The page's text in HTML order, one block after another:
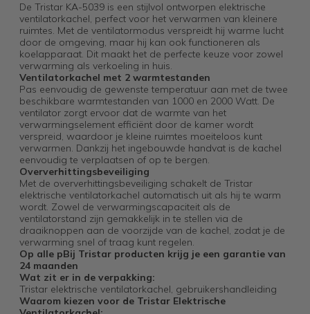
De Tristar KA-5039 is een stijlvol ontworpen elektrische
ventilatorkachel, perfect voor het verwarmen van kleinere
ruimtes. Met de ventilatormodus verspreidt hij warme lucht
door de omgeving, maar hij kan ook functioneren als
koelapparaat. Dit maakt het de perfecte keuze voor zowel
verwarming als verkoeling in huis.
Ventilatorkachel met 2 warmtestanden
Pas eenvoudig de gewenste temperatuur aan met de twee
beschikbare warmtestanden van 1000 en 2000 Watt. De
ventilator zorgt ervoor dat de warmte van het
verwarmingselement efficiënt door de kamer wordt
verspreid, waardoor je kleine ruimtes moeiteloos kunt
verwarmen. Dankzij het ingebouwde handvat is de kachel
eenvoudig te verplaatsen of op te bergen.
Oververhittingsbeveiliging
Met de oververhittingsbeveiliging schakelt de Tristar
elektrische ventilatorkachel automatisch uit als hij te warm
wordt. Zowel de verwarmingscapaciteit als de
ventilatorstand zijn gemakkelijk in te stellen via de
draaiknoppen aan de voorzijde van de kachel, zodat je de
verwarming snel of traag kunt regelen.
Op alle pBij Tristar producten krijg je een garantie van
24 maanden
Wat zit er in de verpakking:
Tristar elektrische ventilatorkachel, gebruikershandleiding
Waarom kiezen voor de Tristar Elektrische